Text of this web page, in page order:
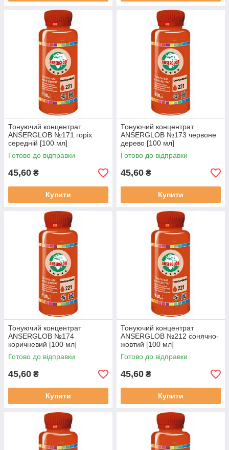
Тонуючий концентрат
ANSERGLOB №171 горіх
середній [100 мл]
Готово до відправки
45,60 ₴
Купити
Тонуючий концентрат
ANSERGLOB №173 червоне
дерево [100 мл]
Готово до відправки
45,60 ₴
Купити
Тонуючий концентрат
ANSERGLOB №174
коричневий [100 мл]
Готово до відправки
45,60 ₴
Купити
Тонуючий концентрат
ANSERGLOB №212 сонячно-
жовтий [100 мл]
Готово до відправки
45,60 ₴
Купити